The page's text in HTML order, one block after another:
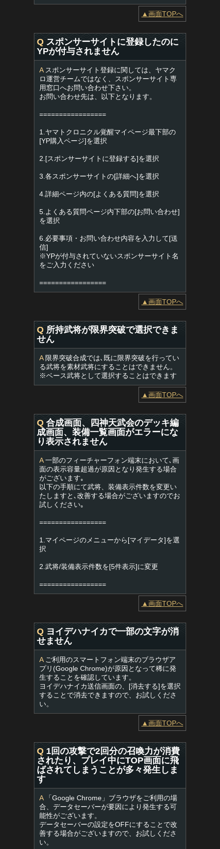
▲画面TOPへ
Q スポンサーサイトに登録したのに
YPが付与されません
Aスポンサーサイト登録に関しては、ヤマク
ロ運営チームではなく、スポンサーサイト専
用窓口へお問い合わせ下さい。
お問い合わせ先は、以下となります。
=================
1.ヤマトクロニクル覚醒マイページ最下部の
[YP購入ページ]を選択
2.[スポンサーサイトに登録する]を選択
3.各スポンサーサイトの[詳細へ]を選択
4.詳細ページ内の[よくある質問]を選択
5.よくある質問ページ内下部の[お問い合わせ]
を選択
6.必要事項・お問い合わせ内容を入力して[送
信]
※YPが付与されていないスポンサーサイト名
をご入力ください
=================
▲画面TOPへ
Q 所持武将が限界突破で選択できま
せん
A限界突破合成では､既に限界突破を行ってい
る武将を素材武将にすることはできません。
※ベース武将として選択することはできます
▲画面TOPへ
Q 合成画面、四神天武会のデッキ編
成画面、装備一覧画面がエラーにな
り表示されません
A一部のフィーチャーフォン端末において､画
面の表示容量超過が原因となり発生する場合
がございます｡
以下の手順にて武将、装備表示件数を変更い
たしますと､改善する場合がございますのでお
試しください｡
=================
1.マイページのメニューから[マイデータ]を選
択
2.武将/装備表示件数を[5件表示]に変更
=================
▲画面TOPへ
Q ヨイデハナイカで一部の文字が消
せません
Aご利用のスマートフォン端末のブラウザア
プリ(Google Chrome)が原因となって稀に発
生することを確認しています。
ヨイデハナイカ送信画面の、[消去する]を選択
することで消去できますので、お試しくださ
い。
▲画面TOPへ
Q 1回の攻撃で2回分の召喚力が消費
されたり、プレイ中にTOP画面に飛
ばされてしまうことが多々発生しま
す
A「Google Chrome」ブラウザをご利用の場
合、データセーバーが要因により発生する可
能性がございます。
データセーバーの設定をOFFにすることで改
善する場合がございますので、お試しくださ
い。